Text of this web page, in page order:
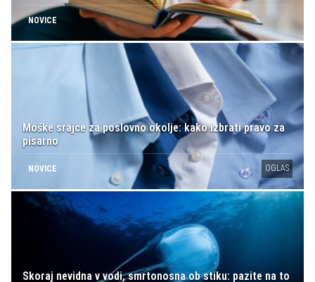
NOVICE
Moške srajce za poslovno okolje: kako izbrati pravo za
pisarno
NOVICE OGLAS
Skoraj nevidna v vodi, smrtonosna ob stiku: pazite na to